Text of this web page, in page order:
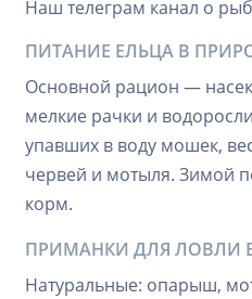
Наш телеграм канал о
ПИТАНИЕ ЕЛЬЦА В
Основной рацион —
мелкие рачки и
упавших в воду мошек,
червей и мотыля. Зимой
корм.
ПРИМАНКИ ДЛЯ ЛОВЛИ
Натуральные: опарыш,